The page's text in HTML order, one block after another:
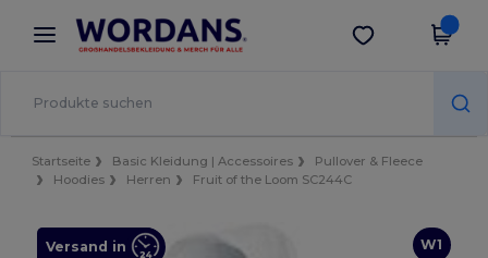
× Wordans App
Bessere Preise in der App!
App holen
Startseite Basic Kleidung | Accessoires
Pullover & Fleece
Hoodies
Herren Fruit of the Loom SC244C
W1
Versand in